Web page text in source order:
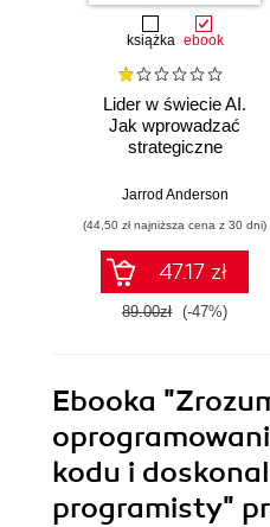
książka ebook
Lider w świecie AI.
Jak wprowadzać
strategiczne
biznes i
zespołowi w erze
sztucznej
inteligencji
Jarrod Anderson
(44,50 zł najniższa cena z 30 dni)
47.17 zł
89.00zł (-47%)
Ebooka
kodu i
programisty"